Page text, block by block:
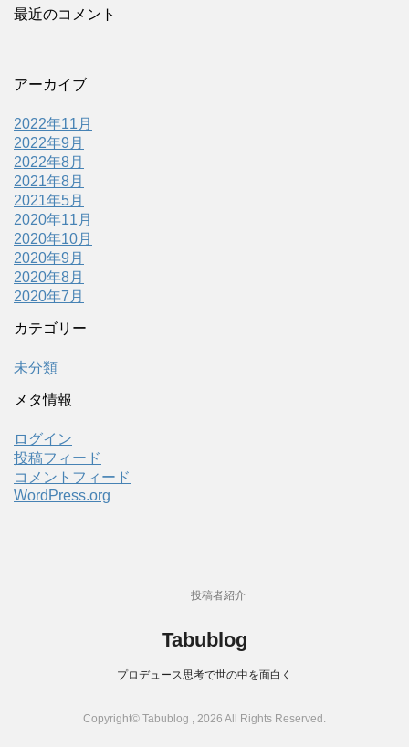
最近のコメント
アーカイブ
2022年11月
2022年9月
2022年8月
2021年8月
2021年5月
2020年11月
2020年10月
2020年9月
2020年8月
2020年7月
カテゴリー
未分類
メタ情報
ログイン
投稿フィード
コメントフィード
WordPress.org
投稿者紹介
Tabublog
プロデュース思考で世の中を面白く
Copyright© Tabublog , 2026 All Rights Reserved.